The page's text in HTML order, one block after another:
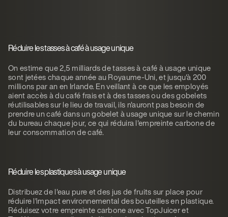
Réduire les tasses à café à usage unique
On estime que 2,5 milliards de tasses à café à usage unique
sont jetées chaque année au Royaume-Uni, et jusqu'à 200
millions par an en Irlande. En veillant à ce que les employés
aient accès à du café frais et à des tasses ou des gobelets
réutilisables sur le lieu de travail, ils n'auront pas besoin de
prendre un café dans un gobelet à usage unique sur le chemin
du bureau chaque jour, ce qui réduira l'empreinte carbone de
leur consommation de café.
Réduire les plastiques à usage unique
Distribuez de l'eau pure et des jus de fruits sur place pour
réduire l'impact environnemental des bouteilles en plastique.
Réduisez votre empreinte carbone avec TopJuicer et